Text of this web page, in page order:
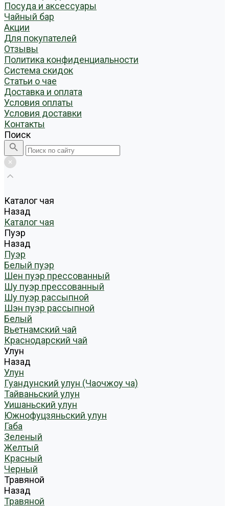
Посуда и аксессуары
Чайный бар
Акции
Для покупателей
Отзывы
Политика конфиденциальности
Система скидок
Статьи о чае
Доставка и оплата
Условия оплаты
Условия доставки
Контакты
Поиск
Каталог чая
Назад
Каталог чая
Пуэр
Назад
Пуэр
Белый пуэр
Шен пуэр прессованный
Шу пуэр прессованный
Шу пуэр рассыпной
Шэн пуэр рассыпной
Белый
Вьетнамский чай
Краснодарский чай
Улун
Назад
Улун
Гуандунский улун (Чаочжоу ча)
Тайваньский улун
Уишаньский улун
Южнофуцзяньский улун
Габа
Зеленый
Желтый
Красный
Черный
Травяной
Назад
Травяной